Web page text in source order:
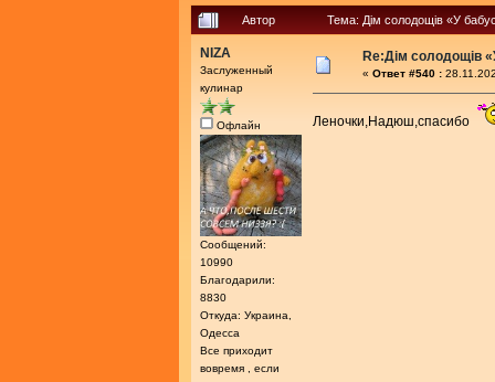
Автор Тема: Дім солодощів «У
NIZA
Заслуженный
кулинар
Офлайн
Сообщений:
10990
Благодарили:
8830
Откуда: Украина,
Одесса
Все приходит
вовремя , если
Re:Дім солодощів
« Ответ #540 :
Леночки,Надюш,спасибо